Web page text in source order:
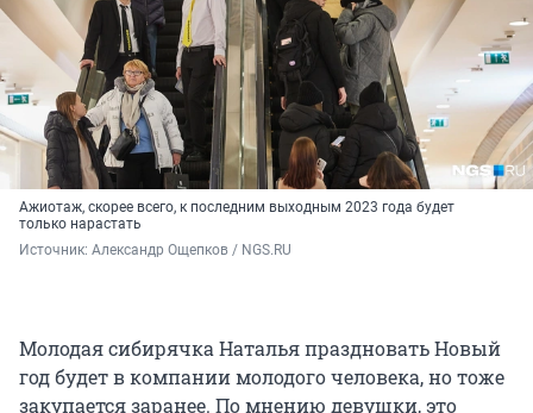
Ажиотаж, скорее всего, к последним выходным 2023 года будет
только нарастать
Источник: Александр Ощепков / NGS.RU
Молодая сибирячка Наталья праздновать Новый
год будет в компании молодого человека, но тоже
закупается заранее. По мнению девушки, это